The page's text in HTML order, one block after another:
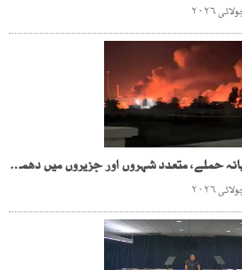
امریکی افواج کے ایران پر وحشیانہ حملے، متعدد شہروں اور جزیروں میں دھماکے